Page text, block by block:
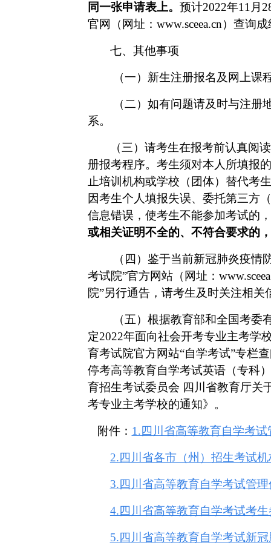
同一张申请表上。 预计2022年11月
官网（网址：www.sceea.cn）查询
七、其他事项
（一）新生注册报名及网上
（二）如有问题请及时与注
系。
（三）请考生在报考前认真阅
册报考程序。考生须对本人所填报
止培训机构或学校（团体）替代考
因考生个人填报失误、委托第三方
信息错误，使考生不能参加考试的
或相关证明不全的、不符合要求的
（四）鉴于当前新冠肺炎疫
考试院”官方网站（网址：
院”另行通告，请考生及时关注相关
（五）根据教育部和全国考
定2022年面向社会开考专业主考学
育考试院官方网站“自学考试”专栏
停考高等教育自学考试英语（专科
育招生考试委员会 四川省教育厅关
考专业主考学校的通知》。
附件： 1.四川省高等教育自学考
2.四川省各市（州）招生考试
3.四川省高等教育自学考试管
4.四川省高等教育自学考试考
5.四川省高等教育自学考试新